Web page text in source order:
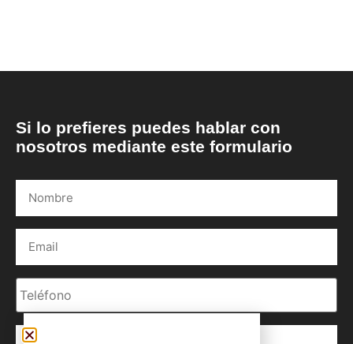
Si lo prefieres puedes hablar con
nosotros mediante este formulario